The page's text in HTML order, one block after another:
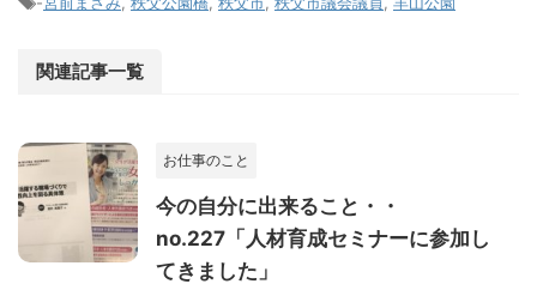
関連記事一覧
お仕事のこと
今の自分に出来ること・・
no.227「人材育成セミナーに参加し
てきました」